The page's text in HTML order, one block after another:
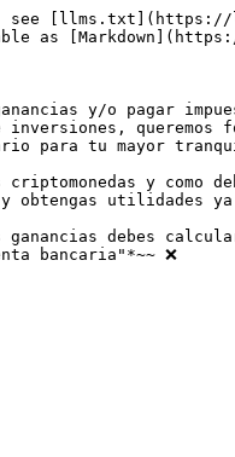
see [llms.txt](https://
as
y/o pagar
queremos
para tu mayor
y
y obtengas utilidades
ganancias debes